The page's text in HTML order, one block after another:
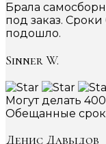
Брала
под заказ.
подошло.
Sinner W.
Могут делать
Обещанные
Денис Давыдов